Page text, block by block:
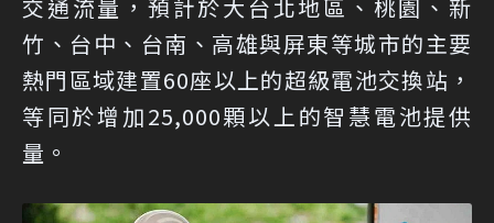
交通流量，預計於大台北地區、桃園、新
竹、台中、台南、高雄與屏東等城市的主要
熱門區域建置60座以上的超級電池交換站，
等同於增加25,000顆以上的智慧電池提供
量。